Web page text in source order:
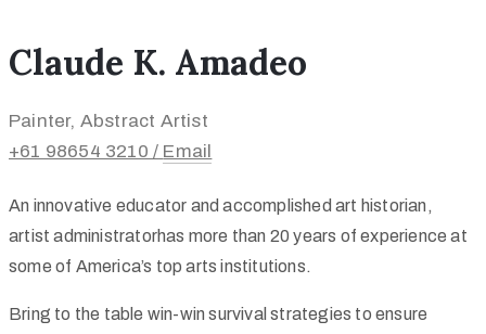
Claude K. Amadeo
Painter, Abstract Artist
+61 98654 3210 / Email
An innovative educator and accomplished art historian,
artist administratorhas more than 20 years of experience at
some of America’s top arts institutions.
Bring to the table win-win survival strategies to ensure